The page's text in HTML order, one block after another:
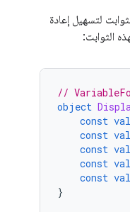
لتسهيل إعادة
الثوابت:
//
object
const val
const val
const val
const val
const val
}